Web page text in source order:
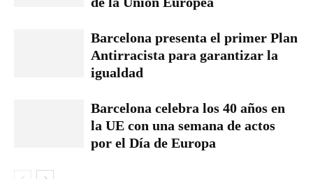
Barcelona presenta el primer Plan
Antirracista para garantizar la
igualdad
Barcelona celebra los 40 años en
la UE con una semana de actos
por el Día de Europa